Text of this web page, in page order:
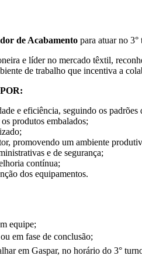
de Acabamento para atuar no
e líder no mercado têxtil,
de trabalho que incentiva a
e eficiência, seguindo os padrões
produtos embalados;
promovendo um ambiente
e de segurança;
contínua;
dos equipamentos.
equipe;
em fase de conclusão;
em Gaspar, no horário do 3°